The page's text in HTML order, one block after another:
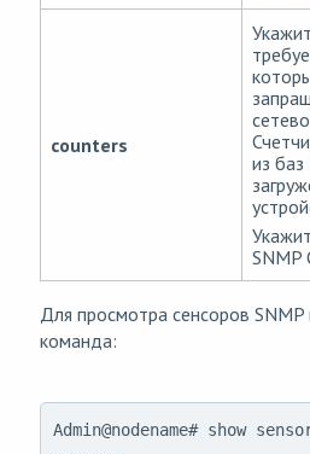
counters
из
SNMP
Для просмотра сенсоров SNMP
команда:
Admin@nodename# show